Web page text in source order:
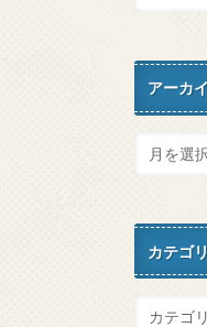
アーカ
カテゴ